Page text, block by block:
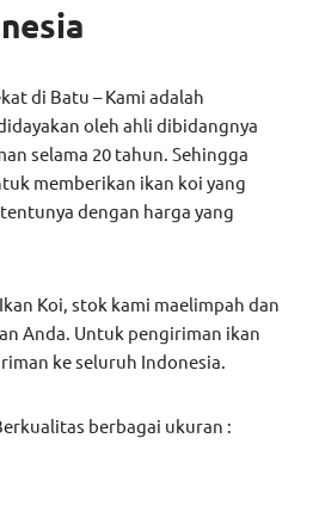
di Batu – Kami adalah
oleh ahli dibidangnya
selama 20 tahun. Sehingga
memberikan ikan koi yang
dengan harga yang
Koi, stok kami maelimpah dan
Anda. Untuk pengiriman ikan
ke seluruh Indonesia.
berbagai ukuran :